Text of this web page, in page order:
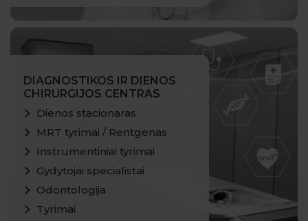
DIAGNOSTIKOS IR DIENOS
CHIRURGIJOS CENTRAS
Dienos stacionaras
MRT tyrimai / Rentgenas
Instrumentiniai tyrimai
Gydytojai specialistai
Odontologija
Tyrimai